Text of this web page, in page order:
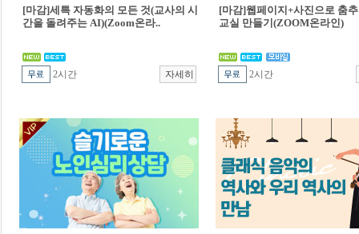
[마감]세특 자동화의 모든 것(교사의 시
간을 돌려주는 AI)(Zoom온라..
2시간
[마감]웹페이지+사진으로 춤
교실 만들기(ZOOM온라인)
2시간